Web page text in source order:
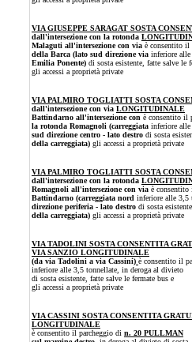
VIA GIUSEPPE SARAGAT SOSTA
dall'intersezione con la rotonda
Malaguti all'intersezione con via è consentito il
della Barca (lato sud direzione via inferiore
Emilia Ponente) di sosta esistente, fatte salve le
gli accessi a proprietà private
VIA PALMIRO TOGLIATTI SOSTA
dall'intersezione con via LONGITUDINALE
Battindarno all'intersezione con è consentito il
la rotonda Romagnoli (carreggiata inferiore alle
sud direzione centro - lato destro di sosta
della carreggiata) gli accessi a proprietà private
VIA PALMIRO TOGLIATTI SOSTA
dall'intersezione con la rotonda
Romagnoli all'intersezione con via è
Battindarno (carreggiata nord inferiore alle 3,5
direzione periferia - lato destro di sosta
della carreggiata) gli accessi a proprietà private
VIA TADOLINI SOSTA CONSENTITA
VIA SANZIO LONGITUDINALE
(da via Tadolini a via Cassini) è consentito il
inferiore alle 3,5 tonnellate, in deroga al divieto
di sosta esistente, fatte salve le fermate bus e
gli accessi a proprietà private
VIA CASSINI SOSTA CONSENTITA
LONGITUDINALE
è consentito il parcheggio di n. 20 PULLMAN